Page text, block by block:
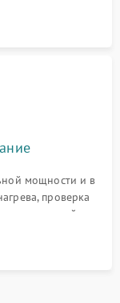
шкафа.
мощности и в
проверка
заданной
тока.